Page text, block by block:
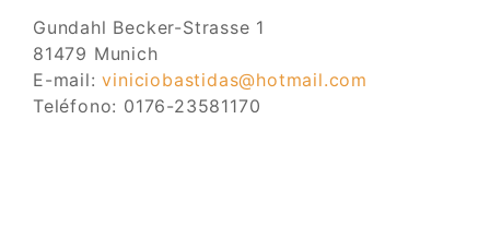
Gundahl Becker-Strasse 1
81479 Munich
E-mail:viniciobastidas@hotmail.com
Teléfono: 0176-23581170